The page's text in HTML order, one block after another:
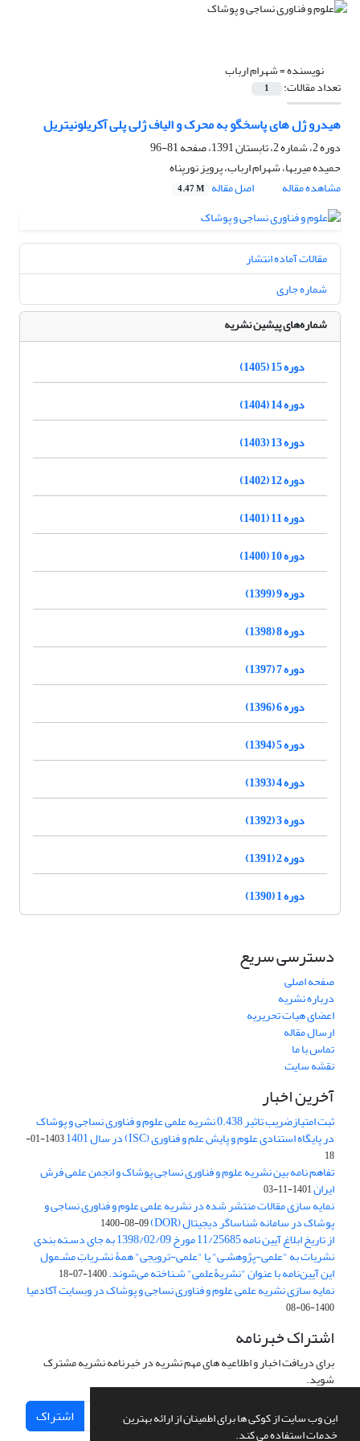
این وب سایت از کوکی ها برای اطمینان از ارائه بهترین
خدمات استفاده می کند.
نویسنده =شهرام ارباب
تعداد مقالات: 1
هیدرو ژل های پاسخگو به محرک و الیاف ژلی پلی آکریلونیتریل
دوره 2، شماره 2، تابستان 1391، صفحه
81-96
حمیده میربها، شهرام ارباب، پرویز نورپناه
مشاهده مقاله
اصل مقاله 4.47 M
مقالات آماده انتشار
شماره جاری
شماره‌های پیشین نشریه
دوره 15 (1405)
دوره 14 (1404)
دوره 13 (1403)
دوره 12 (1402)
دوره 11 (1401)
دوره 10 (1400)
دوره 9 (1399)
دوره 8 (1398)
دوره 7 (1397)
دوره 6 (1396)
دوره 5 (1394)
دوره 4 (1393)
دوره 3 (1392)
دوره 2 (1391)
دوره 1 (1390)
دسترسی سریع
صفحه اصلی
درباره نشریه
اعضای هیات تحریریه
ارسال مقاله
تماس با ما
نقشه سایت
آخرین اخبار
ثبت امتیازضریب تاثیر 0.438 نشریه علمی علوم و فناوری نساجی و پوشاک
در پایگاه استنادی علوم و پایش علم و فناوری (ISC) در سال 1401
1403-01-
18
تفاهم نامه بین نشریه علوم و فناوری نساجی پوشاک و انجمن علمی فرش
ایران1401-11-03
نمایه سازی مقالات منتشر شده در نشریه علمی علوم و فناوری نساجی و
پوشاک در سامانه شناساگر دیجیتال (DOR) 1400-08-09
از تاریخ ابلاغ آیین نامه 11/25685 مورخ 1398/02/09 به جای دسـته بندی
نشریات به "علمی-پژوهشـی" یا "علمی-ترویجی" همۀ نشـریاتِ مشـمول
این آیین‌نامه با عنوان "نشریۀعلمی" شـناخته می‌شوند.1400-07-18
نمایه سازی نشریه علمی علوم و فناوری نساجی و پوشاک در وبسایت آکادمیا
1400-06-08
اشتراک خبرنامه
برای دریافت اخبار و اطلاعیه های مهم نشریه در خبرنامه نشریه مشترک
شوید.
اشتراک